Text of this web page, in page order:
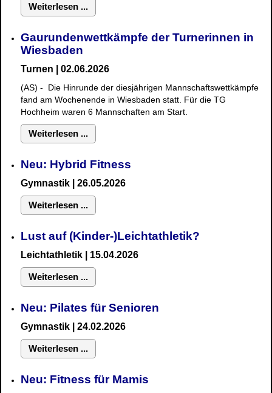
Weiterlesen ...
Gaurundenwettkämpfe der Turnerinnen in
Wiesbaden
Turnen | 02.06.2026
(AS) - Die Hinrunde der diesjährigen Mannschaftswettkämpfe
fand am Wochenende in Wiesbaden statt. Für die TG
Hochheim waren 6 Mannschaften am Start.
Weiterlesen ...
Neu: Hybrid Fitness
Gymnastik | 26.05.2026
Weiterlesen ...
Lust auf (Kinder-)Leichtathletik?
Leichtathletik | 15.04.2026
Weiterlesen ...
Neu: Pilates für Senioren
Gymnastik | 24.02.2026
Weiterlesen ...
Neu: Fitness für Mamis